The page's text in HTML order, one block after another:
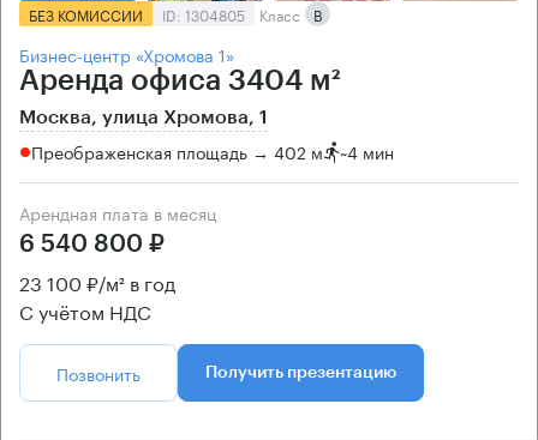
БЕЗ КОМИССИИ ID: 1304805 Класс B
Бизнес-центр «Хромова 1»
Аренда офиса 3404 м²
Москва, улица Хромова, 1
Преображенская площадь → 402 м ~4 мин
Арендная плата в месяц
6 540 800 ₽
23 100 ₽/м² в год
С учётом НДС
Позвонить Получить презентацию